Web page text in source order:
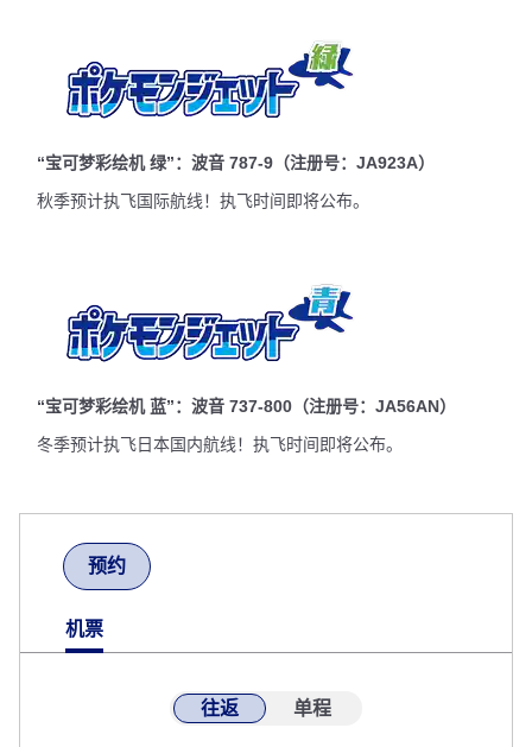
“宝可梦彩绘机 绿”：波音 787-9（注册号：JA923A）
秋季预计执飞国际航线！执飞时间即将公布。
“宝可梦彩绘机 蓝”：波音 737-800（注册号：JA56AN）
冬季预计执飞日本国内航线！执飞时间即将公布。
预约
机票
往返 单程